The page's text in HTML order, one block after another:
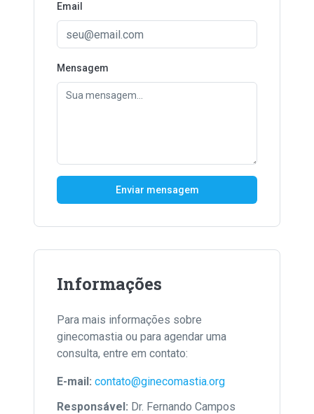
Email
Mensagem
Enviar mensagem
Informações
Para mais informações sobre
ginecomastia ou para agendar uma
consulta, entre em contato:
E-mail: contato@ginecomastia.org
Responsável: Dr. Fernando Campos